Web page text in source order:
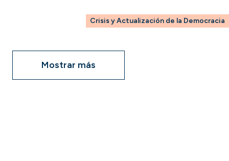
Crisis y Actualización de la Democracia
Mostrar más